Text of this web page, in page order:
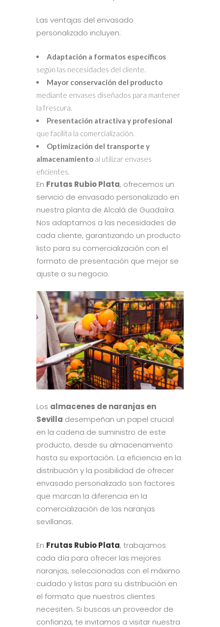
Las ventajas del envasado
personalizado incluyen:
Adaptación a formatos específicos
según las necesidades del cliente.
Mayor conservación del producto
mediante envases diseñados para mantener
la frescura.
Presentación atractiva y profesional
que facilita la comercialización.
Optimización del transporte y
almacenamiento al utilizar envases
eficientes.
En Frutas Rubio Plata, ofrecemos un
servicio de envasado personalizado en
nuestra planta de Alcalá de Guadaíra.
Nos adaptamos a las necesidades de
cada cliente, garantizando un producto
listo para su comercialización con el
formato de presentación que mejor se
ajuste a su negocio.
Los almacenes de naranjas en
Sevilla desempeñan un papel crucial
en la cadena de suministro de este
producto, desde su almacenamiento
hasta su exportación. La eficiencia en la
distribución y la posibilidad de ofrecer
envasado personalizado son factores
que marcan la diferencia en la
comercialización de las naranjas
sevillanas.
En Frutas Rubio Plata, trabajamos
cada día para ofrecer las mejores
naranjas, seleccionadas con el máximo
cuidado y listas para su distribución en
el formato que nuestros clientes
necesiten. Si buscas un proveedor de
confianza, te invitamos a visitar nuestra